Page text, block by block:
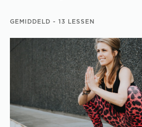
GEMIDDELD - 13 LESSEN